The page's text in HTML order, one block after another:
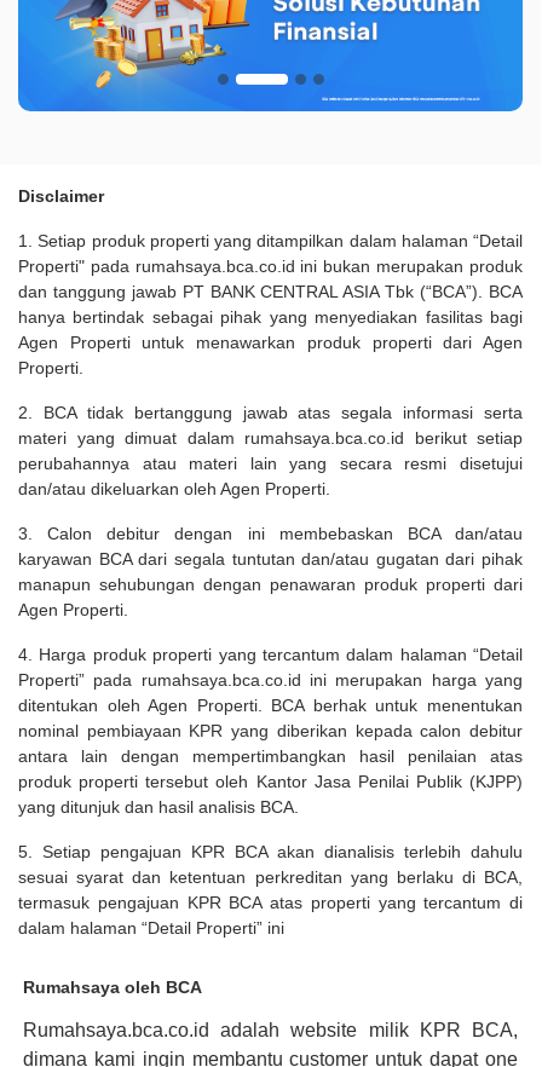
Disclaimer
1. Setiap produk properti yang ditampilkan dalam halaman “Detail
Properti" pada rumahsaya.bca.co.id ini bukan merupakan produk
dan tanggung jawab PT BANK CENTRAL ASIA Tbk (“BCA”). BCA
hanya bertindak sebagai pihak yang menyediakan fasilitas bagi
Agen Properti untuk menawarkan produk properti dari Agen
Properti.
2. BCA tidak bertanggung jawab atas segala informasi serta
materi yang dimuat dalam rumahsaya.bca.co.id berikut setiap
perubahannya atau materi lain yang secara resmi disetujui
dan/atau dikeluarkan oleh Agen Properti.
3. Calon debitur dengan ini membebaskan BCA dan/atau
karyawan BCA dari segala tuntutan dan/atau gugatan dari pihak
manapun sehubungan dengan penawaran produk properti dari
Agen Properti.
4. Harga produk properti yang tercantum dalam halaman “Detail
Properti” pada rumahsaya.bca.co.id ini merupakan harga yang
ditentukan oleh Agen Properti. BCA berhak untuk menentukan
nominal pembiayaan KPR yang diberikan kepada calon debitur
antara lain dengan mempertimbangkan hasil penilaian atas
produk properti tersebut oleh Kantor Jasa Penilai Publik (KJPP)
yang ditunjuk dan hasil analisis BCA.
5. Setiap pengajuan KPR BCA akan dianalisis terlebih dahulu
sesuai syarat dan ketentuan perkreditan yang berlaku di BCA,
termasuk pengajuan KPR BCA atas properti yang tercantum di
dalam halaman “Detail Properti” ini
Rumahsaya oleh BCA
Rumahsaya.bca.co.id adalah website milik KPR BCA,
dimana kami ingin membantu customer untuk dapat one